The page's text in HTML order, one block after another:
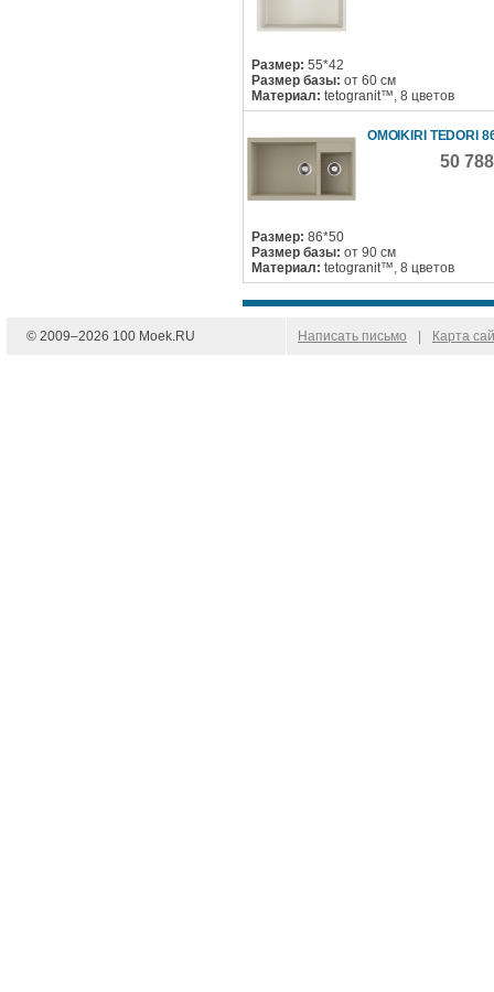
Размер: 55*42
Размер базы: от 60 см
Материал: tetogranit™, 8 цветов
OMOIKIRI TEDORI
50
Размер: 86*50
Размер базы: от 90 см
Материал: tetogranit™, 8 цветов
© 2009–2026 100 Moek.RU Написать письмо | Карта